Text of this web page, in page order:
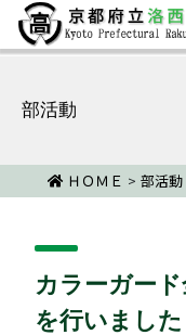
部活動
ＨＯＭＥ > 部活動
カラーガー
を行いました